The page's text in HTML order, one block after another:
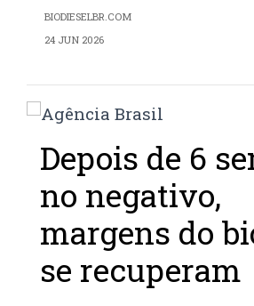
BIODIESELBR.COM
24 JUN 2026
Depois de 6
no negativo,
margens do
se recuperam